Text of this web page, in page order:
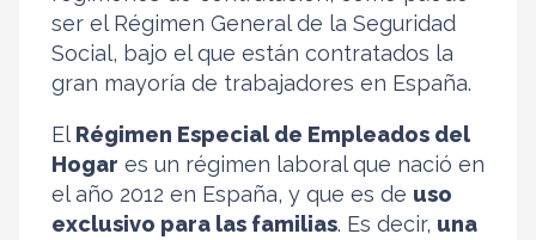
ser el Régimen General de la Seguridad
Social, bajo el que están contratados la
gran mayoría de trabajadores en España.
ElRégimen Especial de Empleados del
Hogar es un régimen laboral que nació en
el año 2012 en España, y que es de uso
exclusivo para las familias. Es decir, una